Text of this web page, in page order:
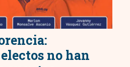
no han